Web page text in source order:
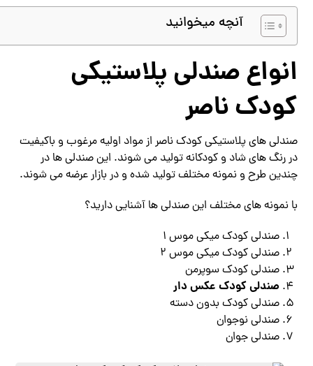
آنچه میخوانید
انواع صندلی پلاستیکی
کودک ناصر
صندلی های پلاستیکی کودک ناصر از مواد اولیه مرغوب و باکیفیت
در رنگ های شاد و کودکانه تولید می شوند. این صندلی ها در
چندین طرح و نمونه مختلف تولید شده و در بازار عرضه می شوند.
با نمونه های مختلف این صندلی ها آشنایی دارید؟
صندلی کودک میکی موس ۱
صندلی کودک میکی موس ۲
صندلی کودک سوپرمن
صندلی کودک عکس دار
صندلی کودک بدون دسته
صندلی نوجوان
صندلی جوان